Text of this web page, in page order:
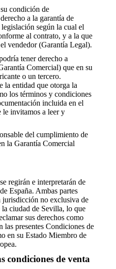
condición de
a la garantía de
según la cual el
al contrato, y a la que
vendedor (Garantía Legal).
tener derecho a
Comercial) que en su
o un tercero.
la entidad que otorga la
los términos y condiciones
incluida en el
le invitamos a leer y
del cumplimiento de
la Garantía Comercial
regirán e interpretarán de
España. Ambas partes
jurisdicción no exclusiva de
ciudad de Sevilla, lo que
sus derechos como
las presentes Condiciones de
en su Estado Miembro de
condiciones de venta